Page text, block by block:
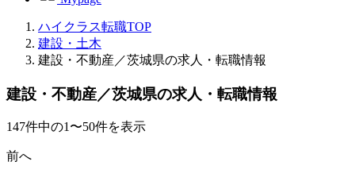
ハイクラス転職TOP
建設・土木
建設・不動産／茨城県の求人・転職情報
建設・不動産／茨城県の求人・転職情報
147件中の1〜50件を表示
前へ